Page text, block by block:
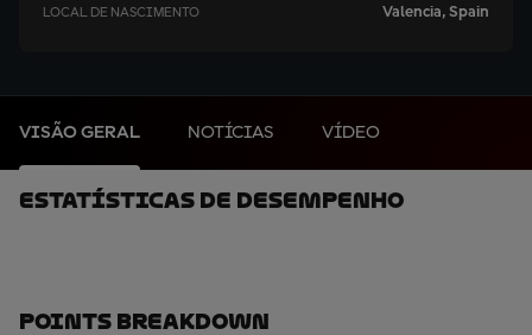
LOCAL DE NASCIMENTO Valencia, Spain
VISÃO GERAL NOTÍCIAS VÍDEO
Estatísticas De Desempenho
Points Breakdown